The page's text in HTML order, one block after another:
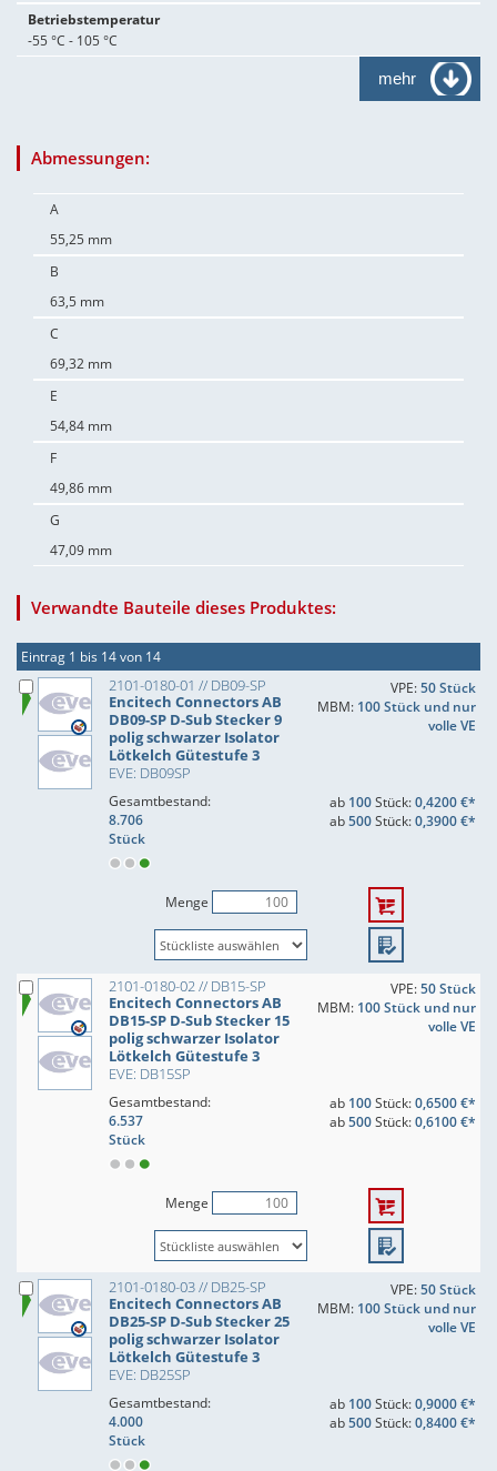
Betriebstemperatur
-55 °C - 105 °C
mehr
Abmessungen:
A
55,25 mm
B
63,5 mm
C
69,32 mm
E
54,84 mm
F
49,86 mm
G
47,09 mm
Verwandte Bauteile dieses Produktes:
Eintrag 1 bis 14 von 14
2101-0180-01 // DB09-SP
Encitech Connectors AB
DB09-SP D-Sub Stecker 9
polig schwarzer Isolator
Lötkelch Gütestufe 3
EVE: DB09SP
VPE:50 Stück
MBM: 100 Stück und nur
volle VE
Gesamtbestand:
8.706
Stück
ab 100Stück:0,4200 €*
ab500Stück:0,3900 €*
Menge
2101-0180-02 // DB15-SP
Encitech Connectors AB
DB15-SP D-Sub Stecker 15
polig schwarzer Isolator
Lötkelch Gütestufe 3
EVE: DB15SP
VPE:50 Stück
MBM: 100 Stück und nur
volle VE
Gesamtbestand:
6.537
Stück
ab 100Stück:0,6500 €*
ab500Stück:0,6100 €*
Menge
2101-0180-03 // DB25-SP
Encitech Connectors AB
DB25-SP D-Sub Stecker 25
polig schwarzer Isolator
Lötkelch Gütestufe 3
EVE: DB25SP
VPE:50 Stück
MBM: 100 Stück und nur
volle VE
Gesamtbestand:
4.000
Stück
ab 100Stück:0,9000 €*
ab500Stück:0,8400 €*